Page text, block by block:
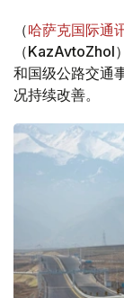
（哈萨克国际通
（KazAvtoZhol
和国级公路交通
况持续改善。